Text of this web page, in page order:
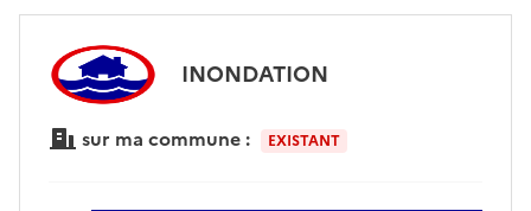
INONDATION
sur ma commune : EXISTANT